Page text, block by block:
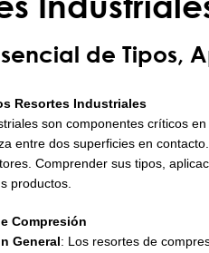
de Tipos,
Resortes Industriales
son componentes críticos
entre dos superficies en
Comprender sus tipos,
productos.
Compresión
General : Los resortes de